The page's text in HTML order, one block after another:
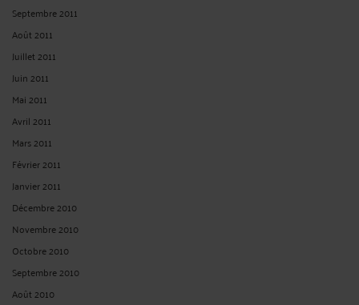
Septembre 2011
Août 2011
Juillet 2011
Juin 2011
Mai 2011
Avril 2011
Mars 2011
Février 2011
Janvier 2011
Décembre 2010
Novembre 2010
Octobre 2010
Septembre 2010
Août 2010